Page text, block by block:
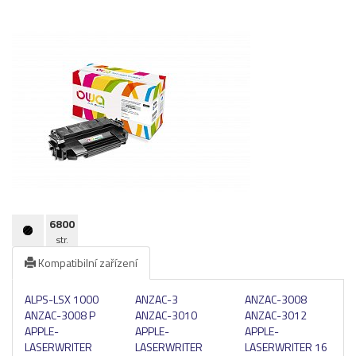
Samolepící štítky
Čisticí prostředky
Textilní stuhy
Kazety pro reg. pokladny a bar.válečky
Ostatní
6800
str.
Kompatibilní zařízení
ALPS-LSX 1000 ANZAC-3
ANZAC-3008
ANZAC-3008 P
ANZAC-3010
ANZAC-3012
APPLE-
LASERWRITER
APPLE-
LASERWRITER
APPLE-
LASERWRITER 16